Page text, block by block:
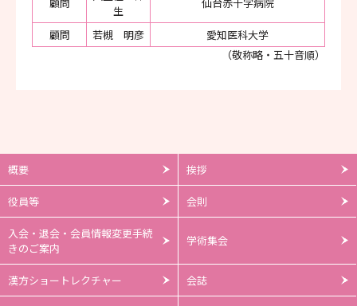
生
顧問 若槻 明彦
愛知医科大学
（敬称略・五十音順）
概要 挨拶
役員等 会則
入会・退会・会員情報変更手続
きのご案内
学術集会
漢方ショートレクチャー 会誌